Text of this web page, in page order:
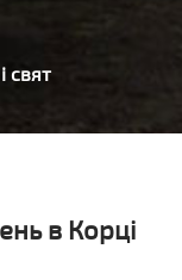
свят
в Корці